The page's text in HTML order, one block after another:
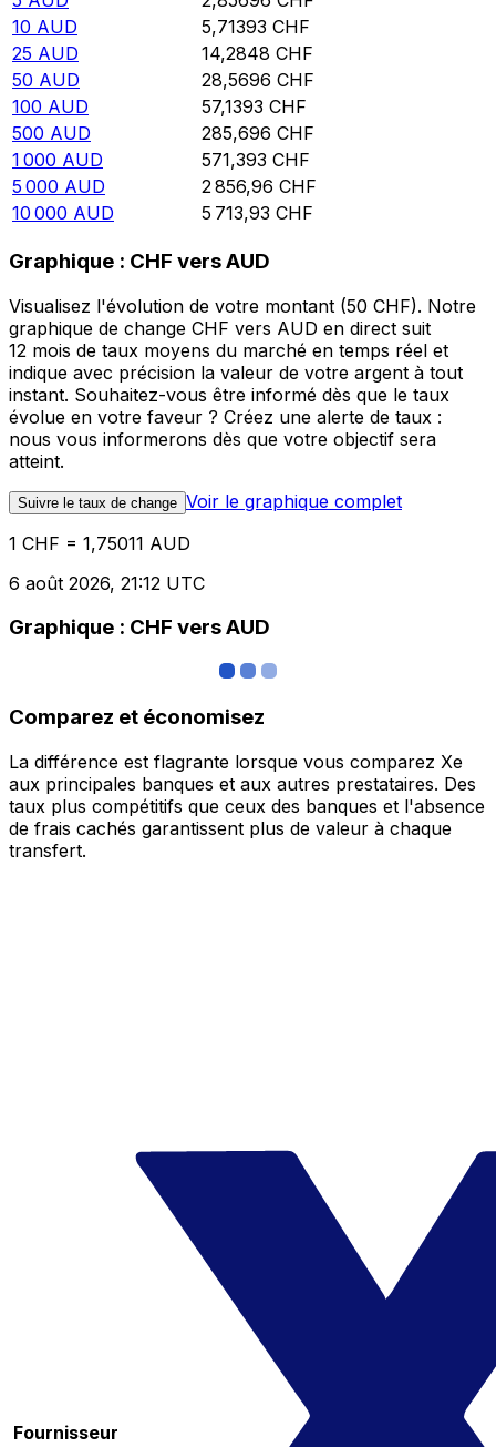
10 AUD 5,71393 CHF
25 AUD 14,2848 CHF
50 AUD 28,5696 CHF
100 AUD 57,1393 CHF
500 AUD 285,696 CHF
1 000 AUD 571,393 CHF
5 000 AUD 2 856,96 CHF
10 000 AUD 5 713,93 CHF
Graphique : CHF vers AUD
Visualisez l'évolution de votre montant (50 CHF). Notre
graphique de change CHF vers AUD en direct suit
12 mois de taux moyens du marché en temps réel et
indique avec précision la valeur de votre argent à tout
instant. Souhaitez-vous être informé dès que le taux
évolue en votre faveur ? Créez une alerte de taux :
nous vous informerons dès que votre objectif sera
atteint.
Suivre le taux de change Voir le graphique complet
1 CHF = 1,75011 AUD
6 août 2026, 21:12 UTC
Graphique : CHF vers AUD
Comparez et économisez
La différence est flagrante lorsque vous comparez Xe
aux principales banques et aux autres prestataires. Des
taux plus compétitifs que ceux des banques et l'absence
de frais cachés garantissent plus de valeur à chaque
transfert.
Fournisseur